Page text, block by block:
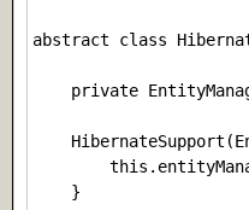
abstract class
private
    }